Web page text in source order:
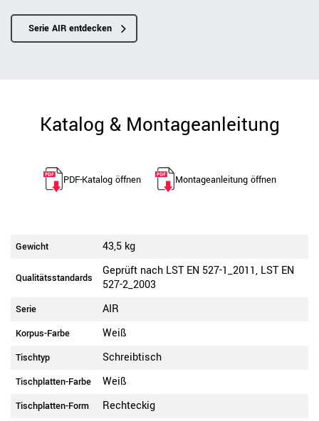
Serie AIR entdecken
Katalog & Montageanleitung
PDF-Katalog öffnen Montageanleitung öffnen
Gewicht 43,5 kg
Qualitätsstandards
Geprüft nach LST EN 527-1_2011, LST EN
527-2_2003
Serie AIR
Korpus-Farbe Weiß
Tischtyp Schreibtisch
Tischplatten-Farbe Weiß
Tischplatten-Form Rechteckig